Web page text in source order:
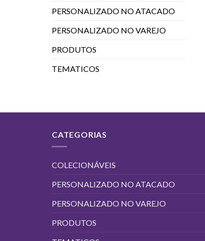
PERSONALIZADO NO ATACADO
PERSONALIZADO NO VAREJO
PRODUTOS
TEMATICOS
CATEGORIAS
COLECIONÁVEIS
PERSONALIZADO NO ATACADO
PERSONALIZADO NO VAREJO
PRODUTOS